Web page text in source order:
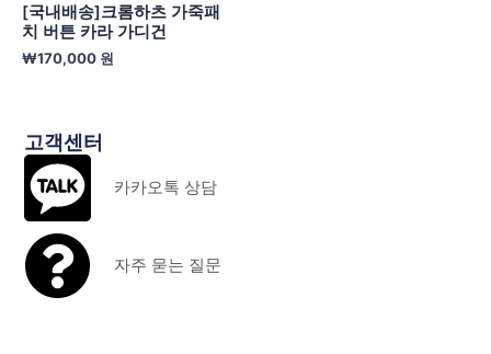
[국내배송]크롬하츠 가죽패
치 버튼 카라 가디건
₩170,000 원
고객센터
카카오톡 상담
자주 묻는 질문